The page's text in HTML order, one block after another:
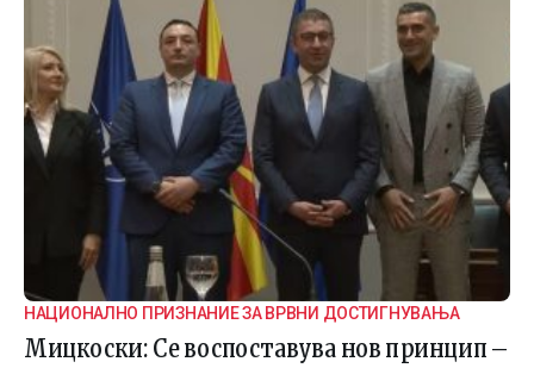
НАЦИОНАЛНО ПРИЗНАНИЕ ЗА ВРВНИ ДОСТИГНУВАЊА
Мицкоски: Се воспоставува нов принцип –